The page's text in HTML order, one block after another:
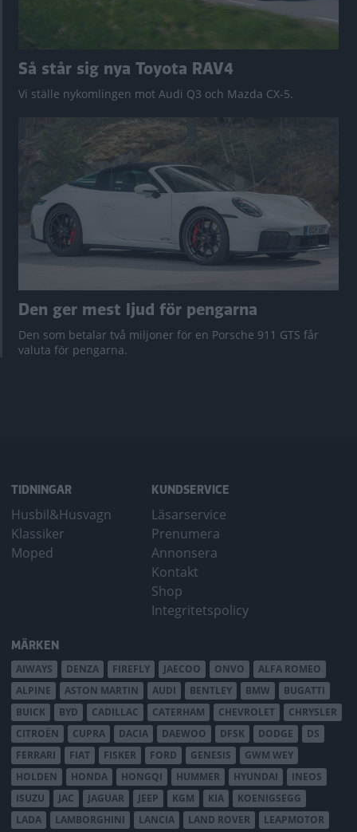
Så står sig nya Toyota RAV4
Vi ställe nykomlingen mot Audi Q3 och Mazda CX-5.
Den ger mest ljud för pengarna
Den som betalar två miljoner för en Porsche 911 GTS får
valuta för pengarna.
TIDNINGAR
Husbil&Husvagn
Klassiker
Moped
KUNDSERVICE
Läsarservice
Prenumera
Annonsera
Kontakt
Shop
Integritetspolicy
MÄRKEN
AIWAYS DENZA FIREFLY JAECOO ONVO
ALFA ROMEO
ALPINE
ASTON MARTIN AUDI BENTLEY BMW
BUGATTI
BUICK
BYD CADILLAC CATERHAM CHEVROLET
CHRYSLER
CITROËN
CUPRA DACIA DAEWOO DFSK DODGE
DS
FERRARI
FIAT FISKER FORD GENESIS
GWM WEY
HOLDEN
HONDA HONGQI HUMMER HYUNDAI
INEOS
ISUZU
JAC JAGUAR JEEP KGM KIA
KOENIGSEGG
LADA
LAMBORGHINI LANCIA LAND ROVER LEAPMOTOR